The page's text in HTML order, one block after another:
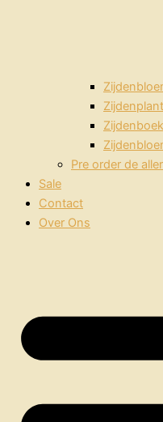
Pre order de
Sale
Contact
Over Ons